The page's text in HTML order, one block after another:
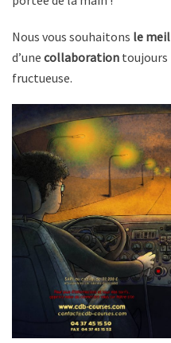
Nous vous souhaitons le
d’une collaboration
fructueuse.